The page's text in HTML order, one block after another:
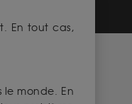
En tout cas,
monde. En